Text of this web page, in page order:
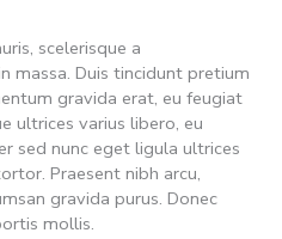
scelerisque a
massa. Duis tincidunt pretium
gravida erat, eu feugiat
ultrices varius libero, eu
sed nunc eget ligula ultrices
Praesent nibh arcu,
gravida purus. Donec
mollis.